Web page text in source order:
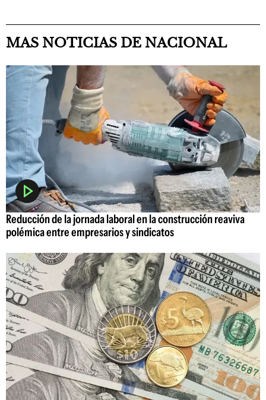
MAS NOTICIAS DE NACIONAL
Reducción de la jornada laboral en la construcción reaviva
polémica entre empresarios y sindicatos